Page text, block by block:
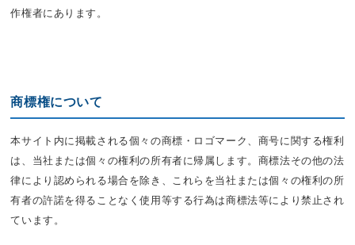
作権者にあります。
商標権について
本サイト内に掲載される個々の商標・ロゴマーク、商号に関する権利
は、当社または個々の権利の所有者に帰属します。商標法その他の法
律により認められる場合を除き、これらを当社または個々の権利の所
有者の許諾を得ることなく使用等する行為は商標法等により禁止され
ています。